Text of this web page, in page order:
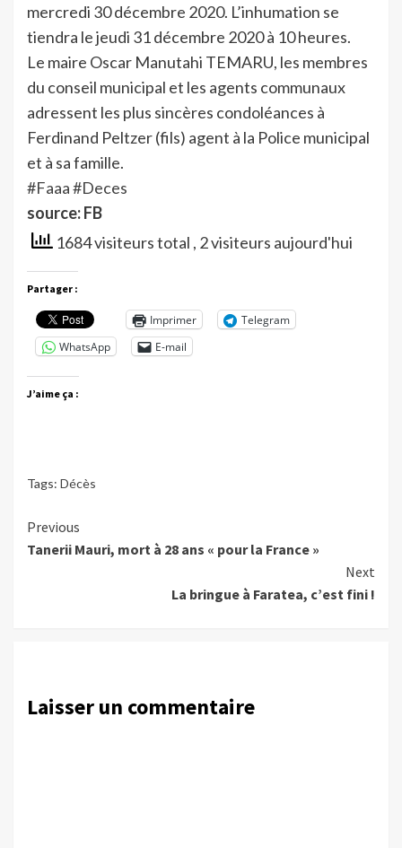
mercredi 30 décembre 2020. L’inhumation se
tiendra le jeudi 31 décembre 2020 à 10 heures.
Le maire Oscar Manutahi TEMARU, les membres
du conseil municipal et les agents communaux
adressent les plus sincères condoléances à
Ferdinand Peltzer (fils) agent à la Police municipal
et à sa famille.
#Faaa#Deces
source: FB
1684 visiteurs total , 2 visiteurs aujourd'hui
Partager :
Imprimer
Telegram
WhatsApp
E-mail
J’aime ça :
Tags: Décès
Continue
Reading
Previous
Tanerii Mauri, mort à 28 ans « pour la France »
Next
La bringue à Faratea, c’est fini !
Laisser un commentaire